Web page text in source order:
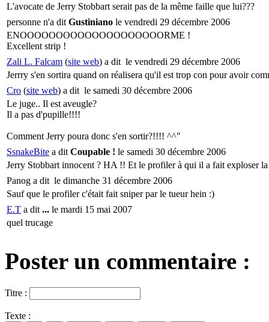
L'avocate de Jerry Stobbart serait pas de la même faille que lui???
personne n'a dit Gustiniano le vendredi 29 décembre 2006
ENOOOOOOOOOOOOOOOOOOOORME !
Excellent strip !
Zali L. Falcam (site web) a dit le vendredi 29 décembre 2006
Jerrry s'en sortira quand on réalisera qu'il est trop con pour avoir
Cro (site web) a dit le samedi 30 décembre 2006
Le juge.. Il est aveugle?
Il a pas d'pupille!!!!
Comment Jerry poura donc s'en sortir?!!!! ^^"
SsnakeBite a dit Coupable ! le samedi 30 décembre 2006
Jerry Stobbart innocent ? HA !! Et le profiler à qui il a fait exploser la
Panog a dit le dimanche 31 décembre 2006
Sauf que le profiler c'était fait sniper par le tueur hein :)
E.T a dit ... le mardi 15 mai 2007
quel trucage
Poster un commentaire :
Titre :
Texte :